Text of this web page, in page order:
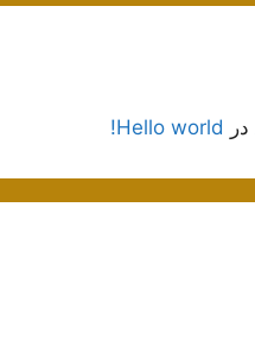
در Hello world!